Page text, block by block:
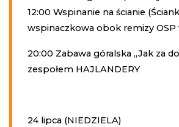
12:00 Wspinanie na ścianie
wspinaczkowa obok remizy OSP
20:00 Zabawa góralska „Jak za
zespołem HAJLANDERY
24 lipca (NIEDZIELA)